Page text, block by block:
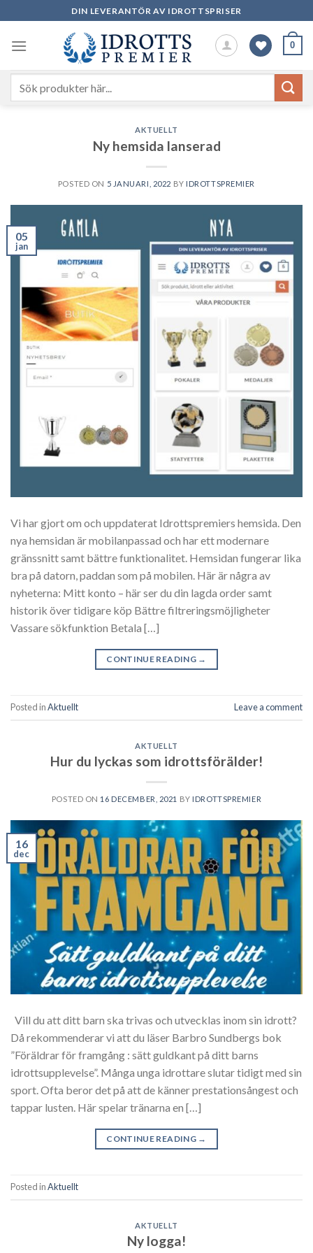
to
content
DIN LEVERANTÖR AV IDROTTSPRISER
0
AKTUELLT
Ny hemsida lanserad
POSTED ON 5 JANUARI, 2022 BY IDROTTSPREMIER
05
jan
Vi har gjort om och uppdaterat Idrottspremiers hemsida. Den
nya hemsidan är mobilanpassad och har ett modernare
gränssnitt samt bättre funktionalitet. Hemsidan fungerar lika
bra på datorn, paddan som på mobilen. Här är några av
nyheterna: Mitt konto – här ser du din lagda order samt
historik över tidigare köp Bättre filtreringsmöjligheter
Vassare sökfunktion Betala […]
CONTINUE READING →
Posted inAktuellt Leave a comment
AKTUELLT
Hur du lyckas som idrottsförälder!
POSTED ON 16 DECEMBER, 2021 BY IDROTTSPREMIER
16
dec
Vill du att ditt barn ska trivas och utvecklas inom sin idrott?
Då rekommenderar vi att du läser Barbro Sundbergs bok
”Föräldrar för framgång : sätt guldkant på ditt barns
idrottsupplevelse”. Många unga idrottare slutar tidigt med sin
sport. Ofta beror det på att de känner prestationsångest och
tappar lusten. Här spelar tränarna en […]
CONTINUE READING →
Posted inAktuellt
AKTUELLT
Ny logga!